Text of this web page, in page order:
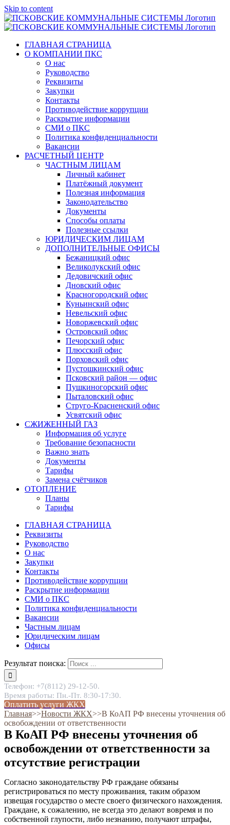
Skip to content
ГЛАВНАЯ СТРАНИЦА
О КОМПАНИИ ПКС
О нас
Руководство
Реквизиты
Закупки
Контакты
Противодействие коррупции
Раскрытие информации
СМИ о ПКС
Политика конфиденциальности
Вакансии
РАСЧЕТНЫЙ ЦЕНТР
ЧАСТНЫМ ЛИЦАМ
Личный кабинет
Платёжный документ
Полезная информация
Законодательство
Документы
Способы оплаты
Полезные ссылки
ЮРИДИЧЕСКИМ ЛИЦАМ
ДОПОЛНИТЕЛЬНЫЕ ОФИСЫ
Бежаницкий офис
Великолукский офис
Дедовичский офис
Дновский офис
Красногородский офис
Куньинский офис
Невельский офис
Новоржевский офис
Островский офис
Печорский офис
Плюсский офис
Порховский офис
Пустошкинский офис
Псковский район — офис
Пушкиногорский офис
Пыталовский офис
Струго-Красненский офис
Усвятский офис
СЖИЖЕННЫЙ ГАЗ
Информация об услуге
Требование безопасности
Важно знать
Документы
Тарифы
Замена счётчиков
ОТОПЛЕНИЕ
Планы
Тарифы
ГЛАВНАЯ СТРАНИЦА
Реквизиты
Руководство
О нас
Закупки
Контакты
Противодействие коррупции
Раскрытие информации
СМИ о ПКС
Политика конфиденциальности
Вакансии
Частным лицам
Юридическим лицам
Офисы
Результат поиска:
Телефон: +7(8112) 29-12-50.
Время работы: Пн.-Пт. 8:30-17:30.
Оплатить услуги ЖКХ
Главная˃˃Новости ЖКХ˃˃В КоАП РФ внесены уточнения об
освобождении от ответственности
В КоАП РФ внесены уточнения об
освобождении от ответственности за
отсутствие регистрации
Согласно законодательству РФ граждане обязаны
регистрироваться по месту проживания, таким образом
извещая государство о месте своего физического нахождения.
Граждане, к сожалению, не всегда это делают вовремя и по
собственной глупости, либо незнанию, получают штрафы,